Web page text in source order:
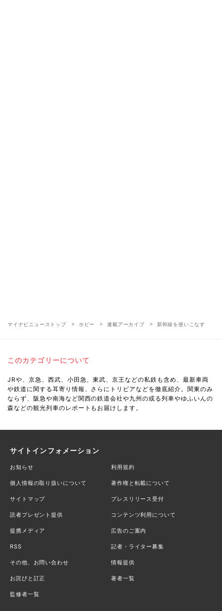
マイナビニューストップ ホビー 連載アーカイブ 新幹線を使いこなす
このカテゴリーについて
JRや、京急、西武、小田急、東武、京王などの私鉄も含め、最新車両
や鉄道に関する耳寄り情報、さらにトリビアなどを徹底紹介。関東のみ
ならず、阪急や南海など関西の鉄道会社や九州の或る列車やゆふいんの
森などの観光列車のレポートもお届けします。
サイトインフォメーション
お知らせ 利用規約
個人情報の取り扱いについて 著作権と転載について
サイトマップ プレスリリース受付
読者プレゼント提供 コンテンツ利用について
提携メディア 広告のご案内
RSS 記者・ライター募集
その他、お問い合わせ 情報提供
お詫びと訂正 著者一覧
監修者一覧